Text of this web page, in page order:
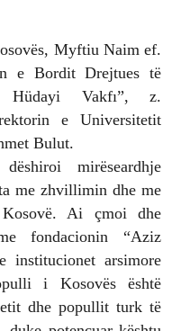
Myftiu Naim ef.
e Bordit Drejtues të
Hüdayi Vakfı”, z.
e Universitetit
Bulut.
mirëseardhje
me zhvillimin dhe me
Ai çmoi dhe
fondacionin “Aziz
institucionet arsimore
i Kosovës është
dhe popullit turk të